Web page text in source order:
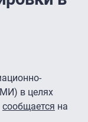
в целях
сообщается на